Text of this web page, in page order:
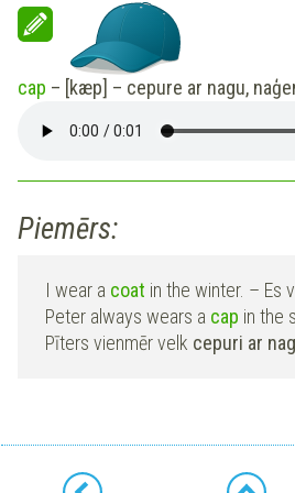
cap – [kæp] – cepure ar nagu,
Piemērs:
I wear a coat in the winter. – Es
Peter always wears a cap in the
Pīters vienmēr velk cepuri ar